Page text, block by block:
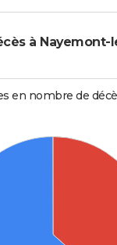
à Nayemont-
en nombre de